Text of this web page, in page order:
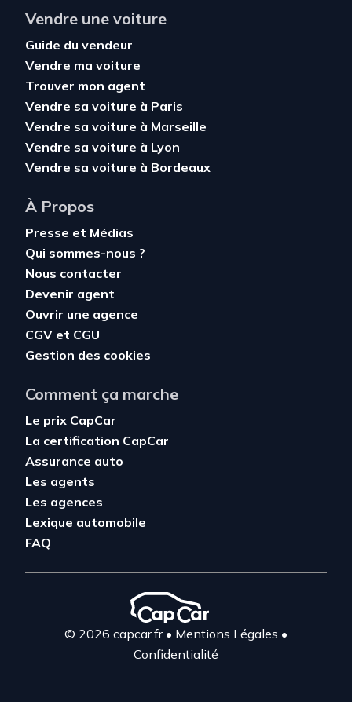
Vendre une voiture
Guide du vendeur
Vendre ma voiture
Trouver mon agent
Vendre sa voiture à Paris
Vendre sa voiture à Marseille
Vendre sa voiture à Lyon
Vendre sa voiture à Bordeaux
À Propos
Presse et Médias
Qui sommes-nous ?
Nous contacter
Devenir agent
Ouvrir une agence
CGV et CGU
Gestion des cookies
Comment ça marche
Le prix CapCar
La certification CapCar
Assurance auto
Les agents
Les agences
Lexique automobile
FAQ
© 2026 capcar.fr• Mentions Légales •
Confidentialité